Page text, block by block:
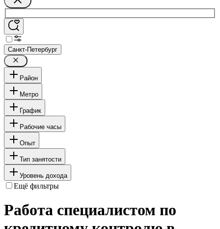
Санкт-Петербург
Район
Метро
График
Рабочие часы
Опыт
Тип занятости
Уровень дохода
Ещё фильтры
Работа специалистом по